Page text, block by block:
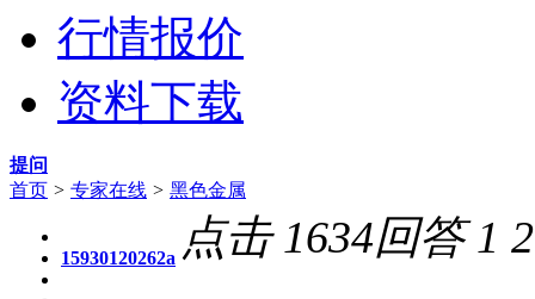
行情报价
资料下载
提问
首页 > 专家在线 > 黑色金属
15930120262a 点击 1634回答1